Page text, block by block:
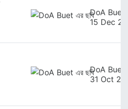
DoA Buet
15 Dec
DoA Buet
31 Oct